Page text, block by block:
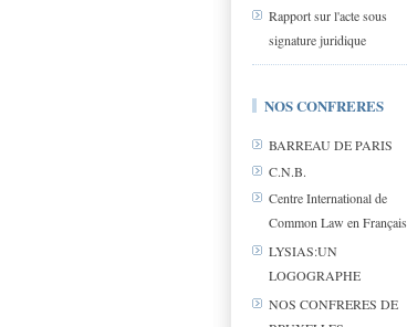
Rapport sur l'acte sous
signature juridique
NOS CONFRERES
BARREAU DE PARIS
C.N.B.
Centre International de
Common Law en Français
LYSIAS:UN
LOGOGRAPHE
NOS CONFRERES DE